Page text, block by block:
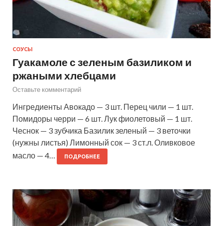
СОУСЫ
Гуакамоле с зеленым базиликом и
ржаными хлебцами
Оставьте комментарий
Ингредиенты Авокадо — 3 шт. Перец чили — 1 шт.
Помидоры черри — 6 шт. Лук фиолетовый — 1 шт.
Чеснок — 3 зубчика Базилик зеленый — 3 веточки
(нужны листья) Лимонный сок — 3 ст.л. Оливковое
масло — 4…
ПОДРОБНЕЕ